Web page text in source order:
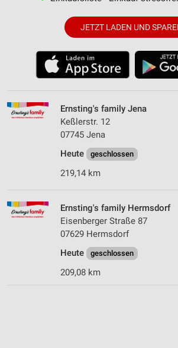
JETZT LADEN UND
Ernsting's family Jena
Keßlerstr. 12
07745 Jena
Heute
geschlossen
219,14 km
Ernsting's family Hermsdorf
Eisenberger Straße 87
07629 Hermsdorf
Heute
geschlossen
209,08 km